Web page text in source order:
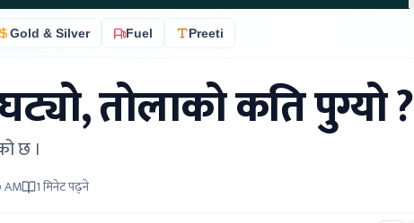
Gold & Silver Fuel Preeti
तोलाको कति पुग्यो ?
छ ।
AM 1 मिनेट पढ्ने